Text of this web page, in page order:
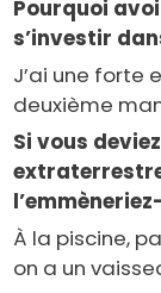
Pourquoi
s’investir
J’ai une forte
deuxième
Si vous
À la piscine,
on a un